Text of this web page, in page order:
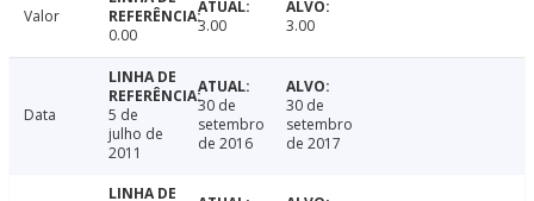
Valor
0.00
3.00 3.00
Data
5 de
julho de
2011
30 de
setembro
de 2016
30 de
setembro
de 2017